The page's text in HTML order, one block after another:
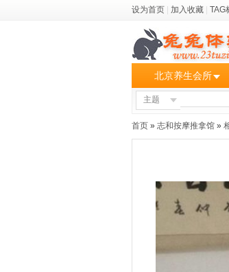
设为首页 加入收藏 TAG
北京养生会所
主题
首页 » 志和按摩推拿馆 »